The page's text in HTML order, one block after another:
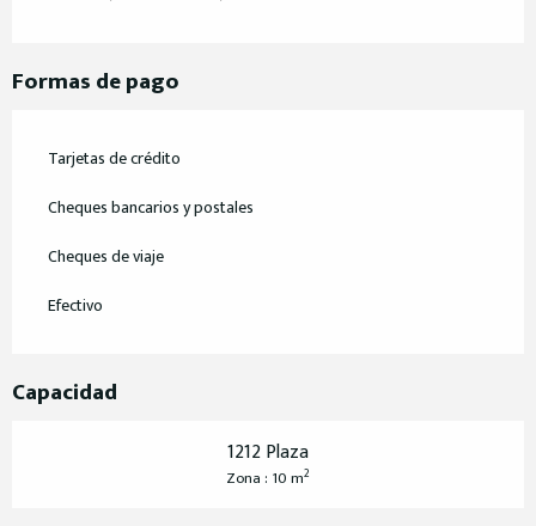
Formas de pago
Tarjetas de crédito
Cheques bancarios y postales
Cheques de viaje
Efectivo
Capacidad
1212 Plaza
Zona : 10 m2